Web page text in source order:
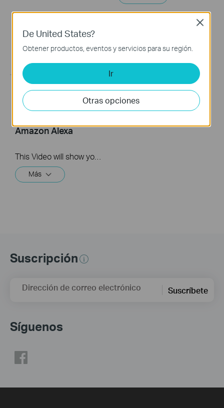
Quick Tips: How to
Link you TP-Link
Amazon Alexa
This Video will show you how to integrate your Tapo account to Amazon Alexa
Más
Suscripción
Dirección de correo electrónico Suscríbete
Síguenos
De United States?
Obtener productos, eventos y servicios para su región.
Ir
Otras opciones
Close